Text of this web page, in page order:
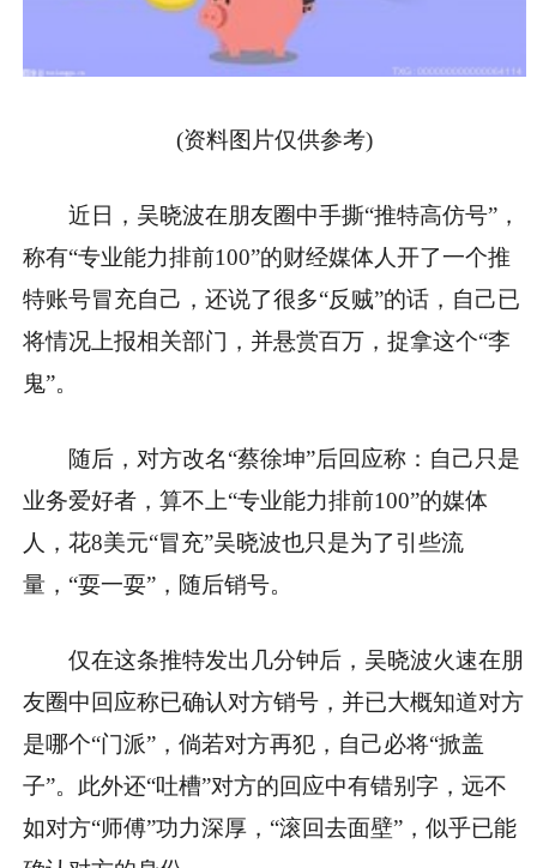
(资料图片仅供参考)
近日，吴晓波在朋友圈中手撕“推特高仿号”，
称有“专业能力排前100”的财经媒体人开了一个推
特账号冒充自己，还说了很多“反贼”的话，自己已
将情况上报相关部门，并悬赏百万，捉拿这个“李
鬼”。
随后，对方改名“蔡徐坤”后回应称：自己只是
业务爱好者，算不上“专业能力排前100”的媒体
人，花8美元“冒充”吴晓波也只是为了引些流
量，“耍一耍”，随后销号。
仅在这条推特发出几分钟后，吴晓波火速在朋
友圈中回应称已确认对方销号，并已大概知道对方
是哪个“门派”，倘若对方再犯，自己必将“掀盖
子”。此外还“吐槽”对方的回应中有错别字，远不
如对方“师傅”功力深厚，“滚回去面壁”，似乎已能